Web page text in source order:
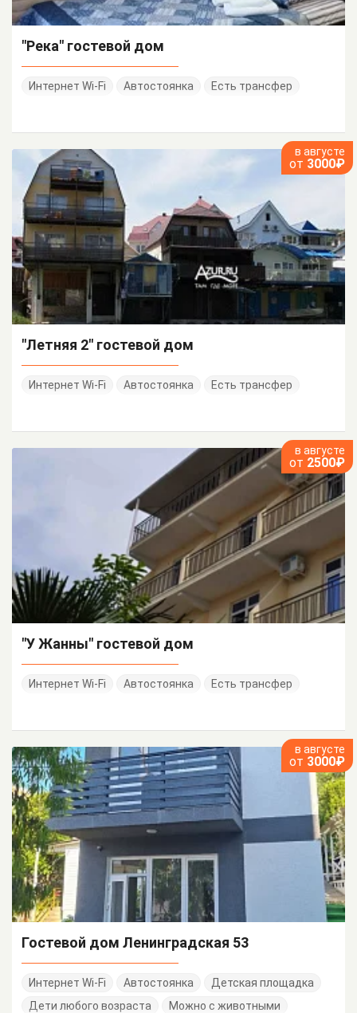
"Река" гостевой дом
Интернет Wi-Fi Автостоянка Есть трансфер
в августе
от 3000₽
"Летняя 2" гостевой дом
Интернет Wi-Fi Автостоянка Есть трансфер
в августе
от 2500₽
"У Жанны" гостевой дом
Интернет Wi-Fi Автостоянка Есть трансфер
в августе
от 3000₽
Гостевой дом Ленинградская 53
Интернет Wi-Fi Автостоянка
Детская площадка
Дети любого возраста
Можно с животными